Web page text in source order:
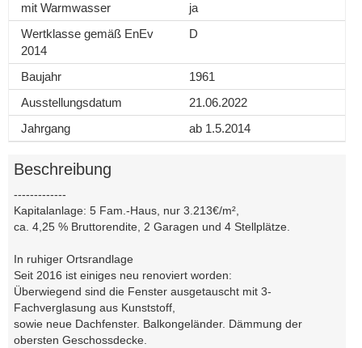
mit Warmwasser
ja
Wertklasse gemäß EnEv
2014
D
Baujahr
1961
Ausstellungsdatum
21.06.2022
Jahrgang
ab 1.5.2014
Beschreibung
-------------
Kapitalanlage: 5 Fam.-Haus, nur 3.213€/m²,
ca. 4,25 % Bruttorendite, 2 Garagen und 4 Stellplätze.
In ruhiger Ortsrandlage
Seit 2016 ist einiges neu renoviert worden:
Überwiegend sind die Fenster ausgetauscht mit 3-
Fachverglasung aus Kunststoff,
sowie neue Dachfenster. Balkongeländer. Dämmung der
obersten Geschossdecke.